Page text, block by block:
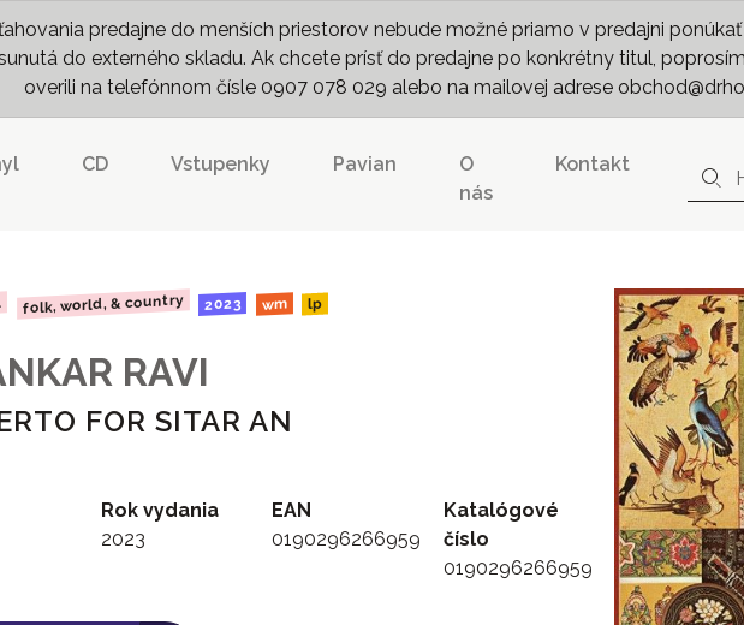
predajne do menších priestorov nebude možné priamo v predajni
do externého skladu. Ak chcete prísť do predajne po konkrétny titul,
overili na telefónnom čísle 0907 078 029 alebo na mailovej adrese
CD Vstupenky Pavian
O
nás
Kontakt
folk, world, & country 2023 wm lp
RAVI
FOR SITAR AN
Rok vydania
2023
EAN
0190296266959
Katalógové
číslo
0190296266959